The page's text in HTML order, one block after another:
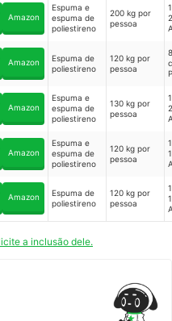
Amazon
Espuma e
espuma de
poliestireno
200 kg por
pessoa
Amazon
Espuma de
poliestireno
120 kg por
pessoa
Amazon
Espuma e
espuma de
poliestireno
130 kg por
pessoa
Amazon
Espuma e
espuma de
poliestireno
120 kg por
pessoa
Amazon
Espuma de
poliestireno
120 kg por
pessoa
a inclusão dele.